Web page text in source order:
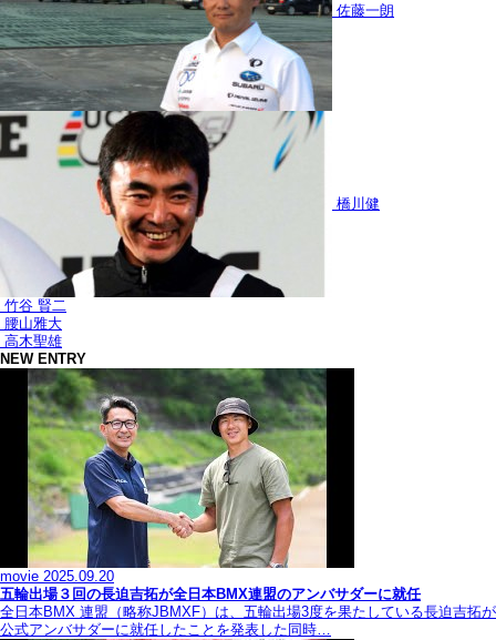
佐藤一朗
橋川健
竹谷 賢二
腰山雅大
高木聖雄
NEW ENTRY
movie 2025.09.20
五輪出場３回の長迫吉拓が全日本BMX連盟のアンバサダーに就任
全日本BMX 連盟（略称JBMXF）は、五輪出場3度を果たしている長迫吉拓が
公式アンバサダーに就任したことを発表した同時…